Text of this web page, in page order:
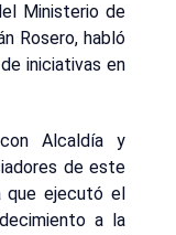
Ministerio de
Rosero, habló
iniciativas en
Alcaldía y
de este
que ejecutó el
a la